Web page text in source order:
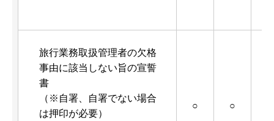
旅行業務取扱管理者の欠格
事由に該当しない旨の宣誓
書
（※自署、自署でない場合
は押印が必要）
○ ○